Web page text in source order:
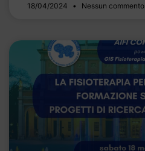
18/04/2024 Nessun commento